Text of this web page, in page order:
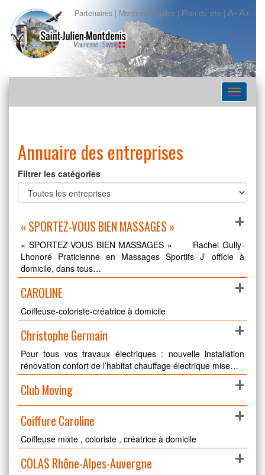
Partenaires | Mentions légales | Plan du site | A- A+
Annuaire des entreprises
Filtrer les catégories
« SPORTEZ-VOUS BIEN MASSAGES » +
« SPORTEZ-VOUS BIEN MASSAGES » Rachel Gully-
Lhonoré Praticienne en Massages Sportifs J’ officie à
domicile, dans tous…
CAROLINE +
Coiffeuse-coloriste-créatrice à domicile
Christophe Germain +
Pour tous vos travaux électriques : nouvelle installation
rénovation confort de l’habitat chauffage électrique mise…
Club Moving +
Coiffure Caroline +
Coiffeuse mixte , coloriste , créatrice à domicile
COLAS Rhône-Alpes-Auvergne +